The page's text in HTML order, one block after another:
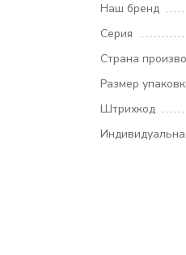
Наш бренд
Серия
Страна
Размер
Штрихкод